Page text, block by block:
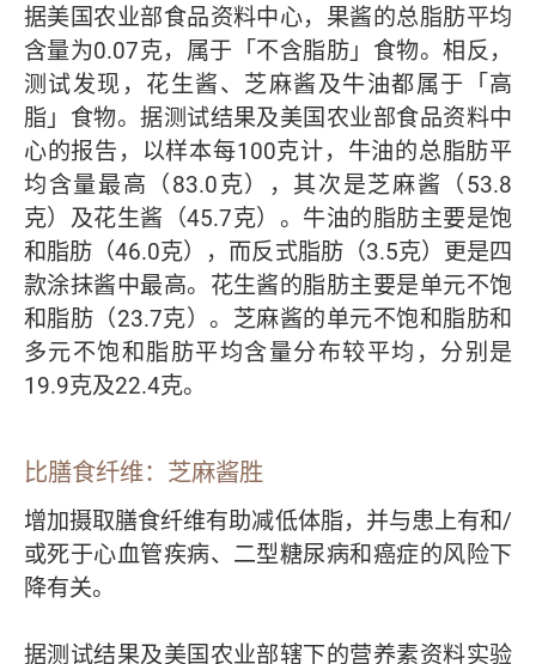
据美国农业部食品资料中心，果酱的总脂肪平均
含量为0.07克，属于「不含脂肪」食物。相反，
测试发现，花生酱、芝麻酱及牛油都属于「高
脂」食物。据测试结果及美国农业部食品资料中
心的报告，以样本每100克计，牛油的总脂肪平
均含量最高（83.0克），其次是芝麻酱（53.8
克）及花生酱（45.7克）。牛油的脂肪主要是饱
和脂肪（46.0克），而反式脂肪（3.5克）更是四
款涂抹酱中最高。花生酱的脂肪主要是单元不饱
和脂肪（23.7克）。芝麻酱的单元不饱和脂肪和
多元不饱和脂肪平均含量分布较平均，分别是
19.9克及22.4克。
比膳食纤维：芝麻酱胜
增加摄取膳食纤维有助减低体脂，并与患上有和/
或死于心血管疾病、二型糖尿病和癌症的风险下
降有关。
据测试结果及美国农业部辖下的营养素资料实验